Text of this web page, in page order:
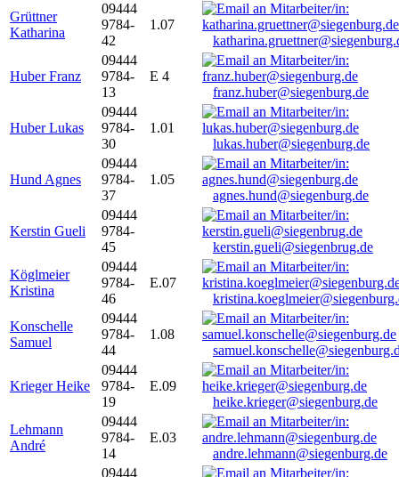
Grüttner
Katharina
09444
9784-
42
1.07
Huber Franz
09444
9784-
13
E 4
franz.huber@siegenburg.de
Huber Lukas
09444
9784-
30
1.01
lukas.huber@siegenburg.de
Hund Agnes
09444
9784-
37
1.05
agnes.hund@siegenburg.de
Kerstin Gueli
09444
9784-
45
kerstin.gueli@siegenbrug.de
Köglmeier
Kristina
09444
9784-
46
E.07
Konschelle
Samuel
09444
9784-
44
1.08
Krieger Heike
09444
9784-
19
E.09
heike.krieger@siegenburg.de
Lehmann
André
09444
9784-
14
E.03
andre.lehmann@siegenburg.de
09444